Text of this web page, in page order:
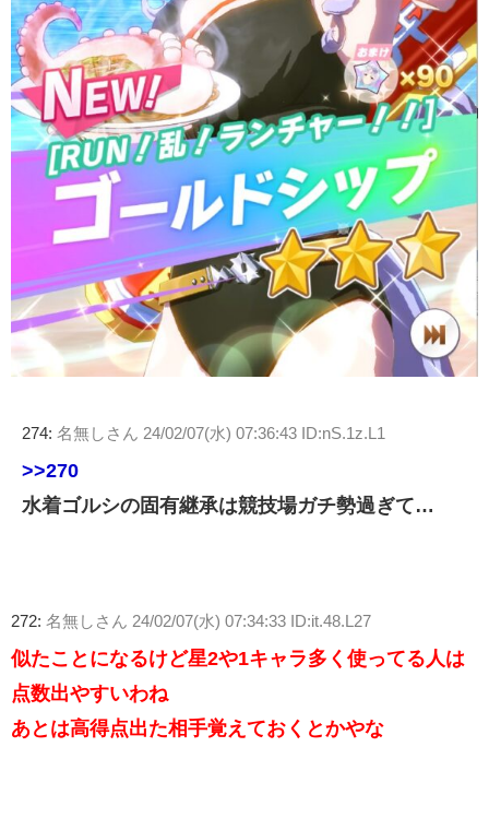
274: 名無しさん 24/02/07(水) 07:36:43 ID:nS.1z.L1
>>270
水着ゴルシの固有継承は競技場ガチ勢過ぎて…
272: 名無しさん 24/02/07(水) 07:34:33 ID:it.48.L27
似たことになるけど星2や1キャラ多く使ってる人は
点数出やすいわね
あとは高得点出た相手覚えておくとかやな